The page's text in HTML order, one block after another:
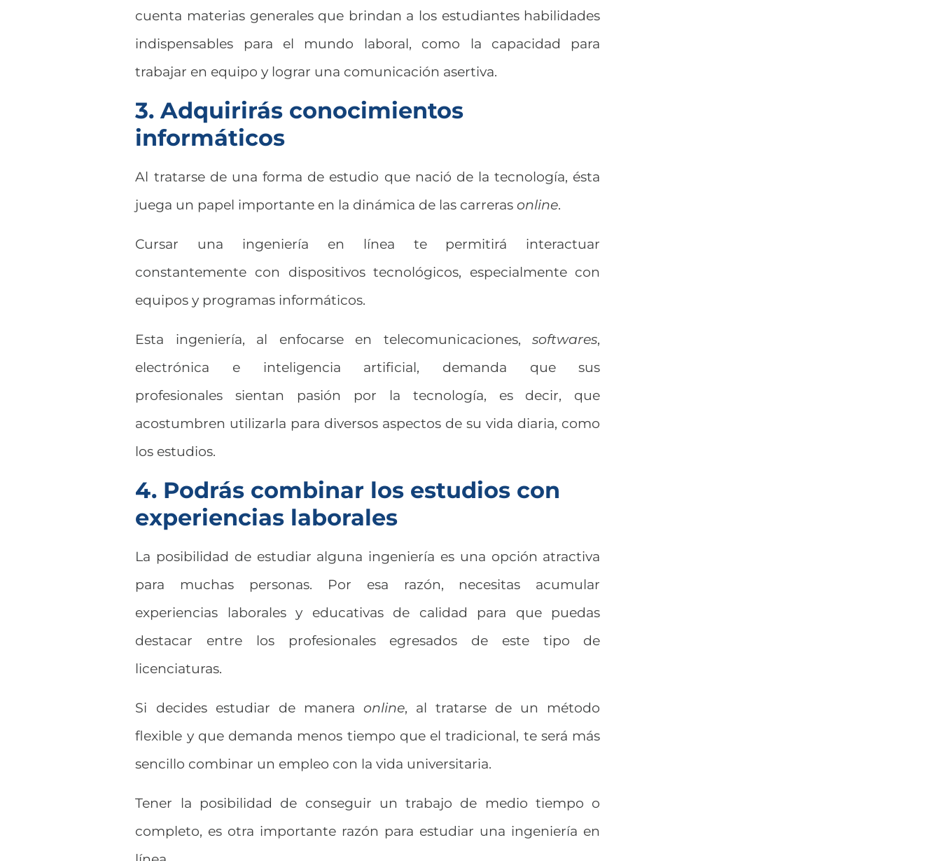
cuenta materias generales que brindan a los estudiantes habilidades
indispensables para el mundo laboral, como la capacidad para
trabajar en equipo y lograr una comunicación asertiva.
3. Adquirirás conocimientos
informáticos
Al tratarse de una forma de estudio que nació de la tecnología, ésta
juega un papel importante en la dinámica de las carrerasonline.
Cursar una ingeniería en línea te permitirá interactuar
constantemente con dispositivos tecnológicos, especialmente con
equipos y programas informáticos.
Esta ingeniería, al enfocarse en telecomunicaciones,softwares,
electrónica e inteligencia artificial, demanda que sus
profesionales sientan pasión por la tecnología, es decir, que
acostumbren utilizarla para diversos aspectos de su vida diaria, como
los estudios.
4. Podrás combinar los estudios con
experiencias laborales
La posibilidad de estudiar alguna ingeniería es una opción atractiva
para muchas personas. Por esa razón, necesitas acumular
experiencias laborales y educativas de calidad para que puedas
destacar entre los profesionales egresados de este tipo de
licenciaturas.
Si decides estudiar de manera online, al tratarse de un método
flexible y que demanda menos tiempo que el tradicional, te será más
sencillo combinar un empleo con la vida universitaria.
Tener la posibilidad de conseguir un trabajo de medio tiempo o
completo, es otra importante razón para estudiar una ingeniería en